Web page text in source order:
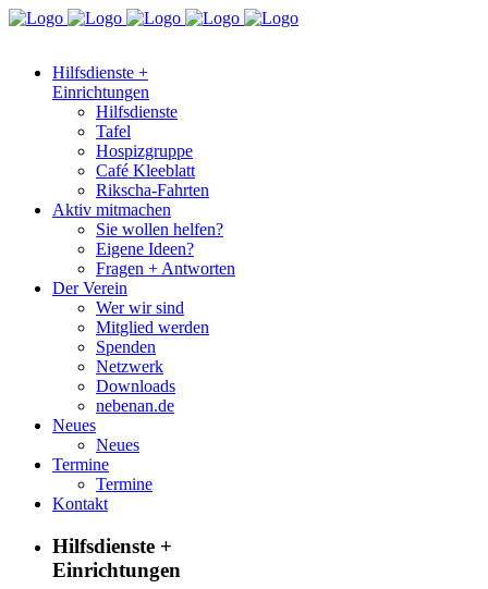
Hilfsdienste +
Einrichtungen
Hilfsdienste
Tafel
Hospizgruppe
Café Kleeblatt
Rikscha-Fahrten
Aktiv mitmachen
Sie wollen helfen?
Eigene Ideen?
Fragen + Antworten
Der Verein
Wer wir sind
Mitglied werden
Spenden
Netzwerk
Downloads
nebenan.de
Neues
Neues
Termine
Termine
Kontakt
Hilfsdienste +
Einrichtungen